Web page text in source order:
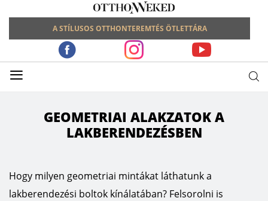
A STÍLUSOS OTTHONTEREMTÉS ÖTLETTÁRA
≡
GEOMETRIAI ALAKZATOK A
LAKBERENDEZÉSBEN
Hogy milyen geometriai mintákat láthatunk a
lakberendezési boltok kínálatában? Felsorolni is